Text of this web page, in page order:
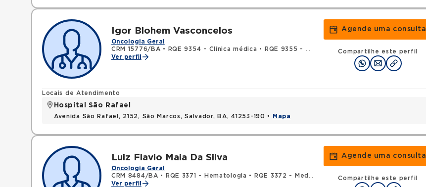
Igor Blohem Vasconcelos
Oncologia Geral
CRM 15776/BA • RQE 9354 - Clínica médica •
RQE 9355 - Oncologia clínica
Ver perfil
Agende uma consulta
Compartilhe este perfil
Locais de Atendimento
Hospital São Rafael
Avenida São Rafael, 2152, São Marcos, Salvador, BA, 41253-190 • Mapa
Luiz Flavio Maia Da Silva
Oncologia Geral
CRM 8484/BA • RQE 3371 - Hematologia •
RQE 3372 - Medicina interna ou clínica médica
Ver perfil
Agende uma consulta
Compartilhe este perfil